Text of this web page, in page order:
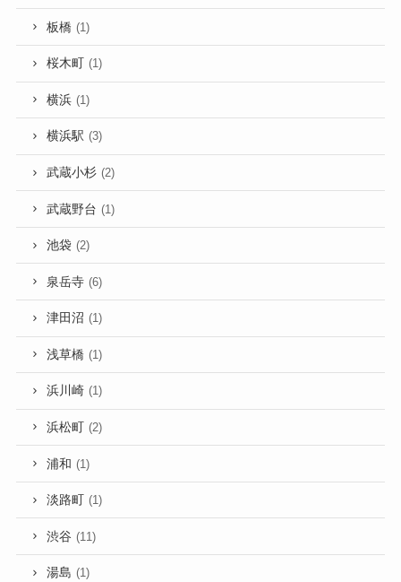
板橋 (1)
桜木町 (1)
横浜 (1)
横浜駅 (3)
武蔵小杉 (2)
武蔵野台 (1)
池袋 (2)
泉岳寺 (6)
津田沼 (1)
浅草橋 (1)
浜川崎 (1)
浜松町 (2)
浦和 (1)
淡路町 (1)
渋谷 (11)
湯島 (1)